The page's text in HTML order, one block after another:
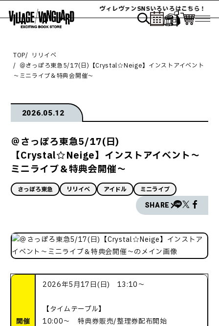
ヴィレヴァンSNSいろいろはこちら！
TOP
リリイベ
＠さっぽろ東急5/17(日)【Crystal☆Neige】インストアイベント
～ミニライブ＆特典会開催～
2026.05.12
＠さっぽろ東急5/17(日)
【Crystal☆Neige】インストアイベント～
ミニライブ＆特典会開催～
さっぽろ東急 リリイベ アイドル ミニライブ
SHARE
開催
2026年5月17日(日) 13:10～
【タイムテーブル】
10:00～ 特典券販売/整理券配布開始